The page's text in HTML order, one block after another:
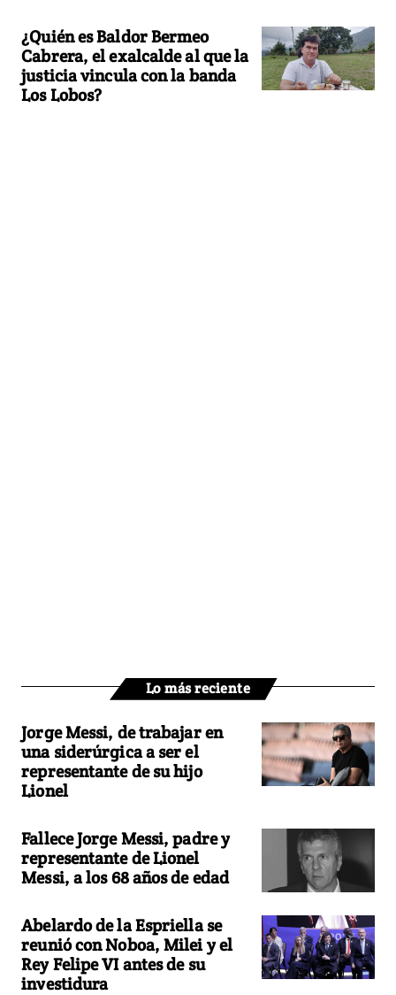
¿Quién es Baldor Bermeo
Cabrera, el exalcalde al que la
justicia vincula con la banda
Los Lobos?
Lo más reciente
Jorge Messi, de trabajar en
una siderúrgica a ser el
representante de su hijo
Lionel
Fallece Jorge Messi, padre y
representante de Lionel
Messi, a los 68 años de edad
Abelardo de la Espriella se
reunió con Noboa, Milei y el
Rey Felipe VI antes de su
investidura